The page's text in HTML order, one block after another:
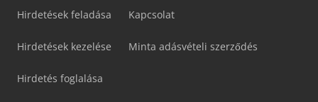
Hirdetések feladása
Hirdetések kezelése
Hirdetés foglalása
Kapcsolat
Minta adásvételi szerződés